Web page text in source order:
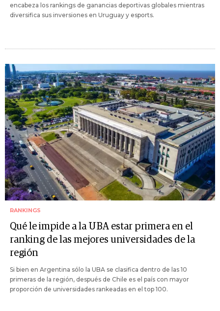
encabeza los rankings de ganancias deportivas globales mientras
diversifica sus inversiones en Uruguay y esports.
RANKINGS
Qué le impide a la UBA estar primera en el
ranking de las mejores universidades de la
región
Si bien en Argentina sólo la UBA se clasifica dentro de las 10
primeras de la región, después de Chile es el país con mayor
proporción de universidades rankeadas en el top 100.